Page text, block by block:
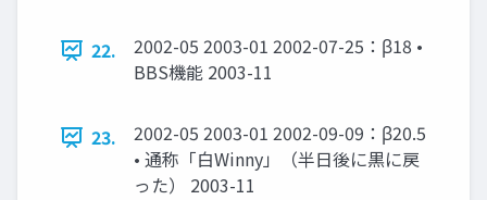
22.
2002-05 2003-01 2002-07-25：β18 •
BBS機能 2003-11
23.
2002-05 2003-01 2002-09-09：β20.5
• 通称「白Winny」（半日後に黒に戻
った） 2003-11